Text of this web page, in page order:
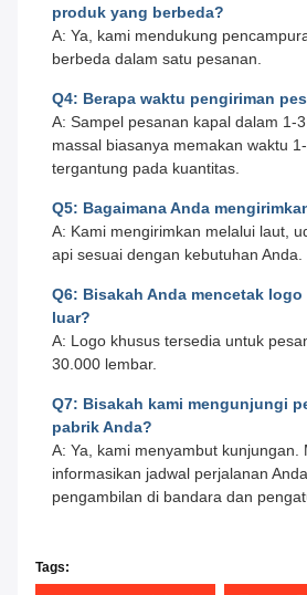
produk yang berbeda?
A: Ya, kami mendukung
berbeda dalam satu pesanan.
Q4: Berapa waktu pengiriman
A: Sampel pesanan kapal dalam 1-
massal biasanya memakan waktu
tergantung pada kuantitas.
Q5: Bagaimana Anda
A: Kami mengirimkan melalui laut,
api sesuai dengan kebutuhan Anda.
Q6: Bisakah Anda mencetak logo
luar?
A: Logo khusus tersedia untuk
30.000 lembar.
Q7: Bisakah kami mengunjungi
pabrik Anda?
A: Ya, kami menyambut kunjungan.
informasikan jadwal perjalanan
pengambilan di bandara dan
Tags: